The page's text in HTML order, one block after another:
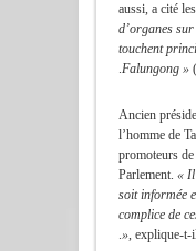
aussi, a cité les
d’organes
touchent
Falungong »
Ancien
l’homme de
promoteurs
Parlement. « Il
soit informée
complice de
», explique-t-